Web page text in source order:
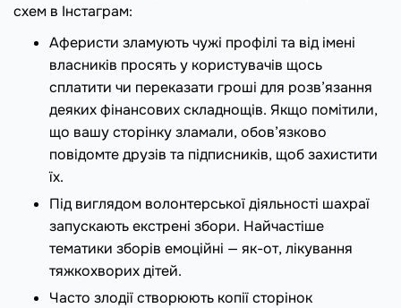
схем в Інстаграм:
Аферисти зламують чужі профілі та від імені
власників просять у користувачів щось
сплатити чи переказати гроші для розв’язання
деяких фінансових складнощів. Якщо помітили,
що вашу сторінку зламали, обов’язково
повідомте друзів та підписників, щоб захистити
їх.
Під виглядом волонтерської діяльності шахраї
запускають екстрені збори. Найчастіше
тематики зборів емоційні — як-от, лікування
тяжкохворих дітей.
Часто злодії створюють копії сторінок